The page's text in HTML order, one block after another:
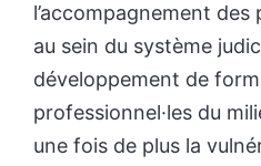
l’accompagnement
au sein du système
développement de
professionnel·les du
une fois de plus la